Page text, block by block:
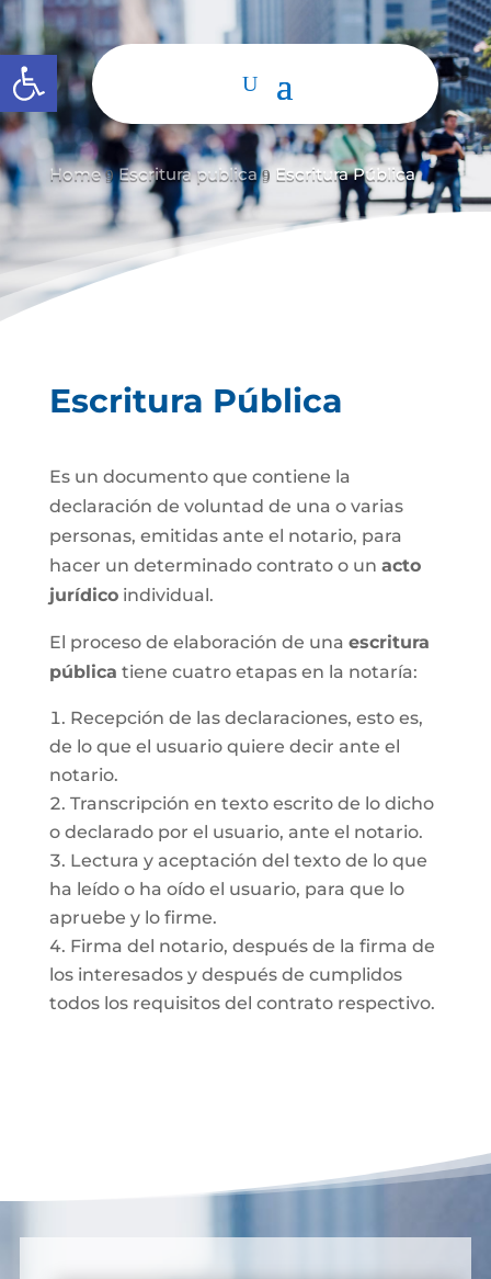
Abrir barra de herramientas
Home 9 Escritura publica 9 Escritura Pública
Escritura Pública
Es un documento que contiene la
declaración de voluntad de una o varias
personas, emitidas ante el notario, para
hacer un determinado contrato o un acto
jurídicoindividual.
El proceso de elaboración de una escritura
pública tiene cuatro etapas en la notaría:
Recepción de las declaraciones, esto es,
de lo que el usuario quiere decir ante el
notario.
Transcripción en texto escrito de lo dicho
o declarado por el usuario, ante el notario.
Lectura y aceptación del texto de lo que
ha leído o ha oído el usuario, para que lo
apruebe y lo firme.
Firma del notario, después de la firma de
los interesados y después de cumplidos
todos los requisitos del contrato respectivo.